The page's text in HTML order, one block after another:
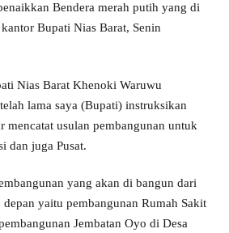
Bendera merah putih yang di
Bupati Nias Barat, Senin
Nias Barat Khenoki Waruwu
lama saya (Bupati) instruksikan
mencatat usulan pembangunan untuk
dan juga Pusat.
yang akan di bangun dari
yaitu pembangunan Rumah Sakit
Jembatan Oyo di Desa